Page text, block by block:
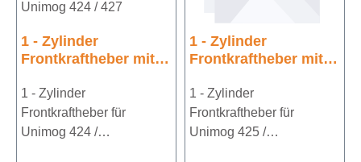
1 - Zylinder
Frontkraftheber mit
Unimog 424 / 427
1 - Zylinder
Frontkraftheber für
Unimog 424 /
1 - Zylinder
Frontkraftheber mit
Unimog 425 / 437
1 - Zylinder
Frontkraftheber für
Unimog 425 /